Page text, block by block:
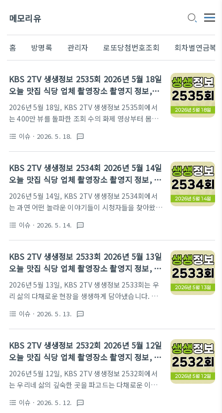
메모리유
홈 방명록 관리자 로또당첨번호조회 회차별연금복
KBS 2TV 생생정보 2535회 2026년 5월 18일
오늘 맛집 식당 업체 촬영장소 촬영지 정보,
SNS 화제 영상, 장사의 신, 미스터 Lee의 사진
한 컷 대한민국, 음식 X파일, 힘쓰니까 청춘이
2026년 5월 18일, KBS 2TV 생생정보 2535회에서
는 400만 뷰를 돌파한 조회 수의 화제 영상부터 몸과
탕의 향연, 숨겨진 아름다움을 찾아 떠나는 경남 합천
의 풍경, 그리고 여름철 별미 죽순의 모든 것과 11년
차 배관공 청춘의 열정까지, 다채롭고 흥미로운 이야
기들을 생생하게 담아 시청자들의 눈과 귀를 사로잡았
습니다. 오늘 여러분의 궁금증을 시원하게 풀어드릴
2TV 생생정보 2535회 방영 정보들을 지금 바로 만나
보세요!방송 시간: 월-금 18:35 KBS 2TVKBS 2TV
생생정보 공식 홈페이지 바로가기SNS 화제 영상조회
기림로 101..
format_list_bulleted 이슈 · 2026. 5. 18. textsms
KBS 2TV 생생정보 2534회 2026년 5월 14일
오늘 맛집 식당 업체 촬영장소 촬영지 정보, 맛
집 맞수다, 해피 벌고쓰고데이, 나나랜드, 골든
타임 히어로
2026년 5월 14일, KBS 2TV 생생정보 2534회에서
는 과연 어떤 놀라운 이야기들이 시청자들을 찾아왔을
는 맛집, 그리고 가슴 따뜻한 휴먼 스토리가 가득한
'2TV 생생정보'는 매일 밤 우리 곁을 찾아가는 유익하
고 즐거운 정보 프로그램입니다. 오늘 2534회에서는
'맛집 맞수다' 코너에서 펼쳐진 이색 세계 음식의 대
결, '해피 벌쓰데이' 코너를 통해 만나는 김요한 씨의
전라남도 영광군 탐방, '나나랜드'에서 만난 발효로 빚
은 두 번째 인생 이야기, 그리고 '골든타임 히어로'에
서 감동을 선사한 편의점 주취자 제압 영웅까지, 다채
금 바로 떠나보시죠!방송..
format_list_bulleted 이슈 · 2026. 5. 14. textsms
KBS 2TV 생생정보 2533회 2026년 5월 13일
오늘 맛집 식당 업체 촬영장소 촬영지 정보, 신
vj특공대, 오늘 또 방문, 떠나요 이야기로
2026년 5월 13일, KBS 2TV 생생정보 2533회는 우
리 삶의 다채로운 현장을 생생하게 담아냈습니다. 싱
법인부터 배우 이태성이 추천한 안산의 맛집 시랑면옥
까지, 입맛을 돋우는 이야기가 가득했습니다. 또한 강
릉의 숨겨진 천 년의 이야기와 안목해변, 오죽헌, 오죽
헌전통뱃놀이체험장, 현덕사, 한송정 등 역사와 자연
이 어우러진 명소들을 만나보며 눈이 즐거운 시간을
선사했습니다. 더불어 스타 트레이너 양치승의 흥미로
운 사연과 탄자니아에서 만난 특별한 한국식 허니버터
치킨까지, 시청자들의 궁금증을 해소하고 유익한 정보
format_list_bulleted 이슈 · 2026. 5. 13. textsms
KBS 2TV 생생정보 2532회 2026년 5월 12일
오늘 맛집 식당 업체 촬영장소 촬영지 정보, 결
정적 한 수, 교통카드면 충분해, 요즘 뜨는
TOP3
2026년 5월 12일, KBS 2TV 생생정보 2532회에서
는 우리네 삶의 깊숙한 곳을 파고드는 다채로운 이야
을 그대로 담아내는 이 프로그램은 시청자들에게 유익
format_list_bulleted 이슈 · 2026. 5. 12. textsms